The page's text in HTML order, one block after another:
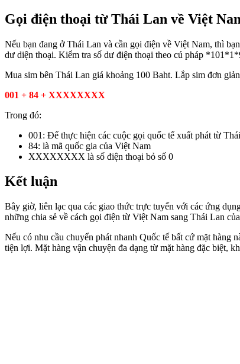
Gọi điện thoại từ Thái Lan về Việt
Nếu bạn đang ở Thái Lan và cần gọi điện về Việt Nam, thì
dư diện thoại. Kiểm tra số dư điện thoại theo cú pháp
Mua sim bên Thái Lan giá khoảng 100 Baht. Lắp sim đơn
001 + 84 + XXXXXXXX
Trong đó:
001: Để thực hiện các cuộc gọi quốc tế xuất phát từ
84: là mã quốc gia của Việt Nam
XXXXXXXX là số điện thoại bỏ số 0
Kết luận
Bây giờ, liên lạc qua các giao thức trực tuyến với các ứng
những chia sẻ về cách gọi điện từ Việt Nam sang Thái Lan
Nếu có nhu cầu chuyển phát nhanh Quốc tế bất cứ mặt
tiện lợi. Mặt hàng vận chuyện đa dạng từ mặt hàng đặc biệt,